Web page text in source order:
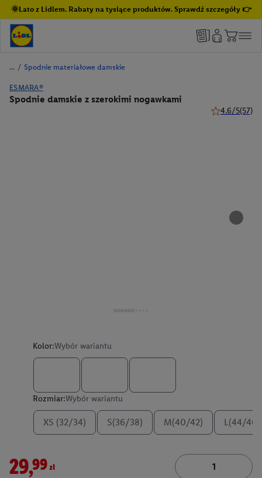
🌞Lato z Lidlem. Rabaty na tysiące produktów. Sprawdź szczegóły 👉
/ Spodnie materiałowe damskie
ESMARA®
Spodnie damskie z szerokimi nogawkami
4.6/5(57)
Kolor:Wybór wariantu
Rozmiar:Wybór wariantu
XS (32/34) S(36/38) M(40/42) L(44/46)
29,99zł